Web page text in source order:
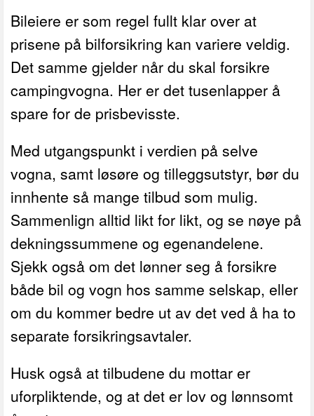
Bileiere er som regel fullt klar over at
prisene på bilforsikring kan variere veldig.
Det samme gjelder når du skal forsikre
campingvogna. Her er det tusenlapper å
spare for de prisbevisste.
Med utgangspunkt i verdien på selve
vogna, samt løsøre og tilleggsutstyr, bør du
innhente så mange tilbud som mulig.
Sammenlign alltid likt for likt, og se nøye på
dekningssummene og egenandelene.
Sjekk også om det lønner seg å forsikre
både bil og vogn hos samme selskap, eller
om du kommer bedre ut av det ved å ha to
separate forsikringsavtaler.
Husk også at tilbudene du mottar er
uforpliktende, og at det er lov og lønnsomt